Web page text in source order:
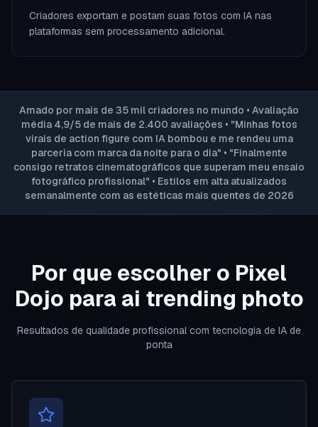
Criadores exportam e postam suas fotos com IA nas
plataformas sem processamento adicional.
Amado por mais de 35 mil criadores no mundo • Avaliação
média 4,9/5 de mais de 2.400 avaliações • "Minhas fotos
virais de action figure com IA bombou e me rendeu uma
parceria com marca da noite para o dia" • "Finalmente
consigo retratos cinematográficos que superam meu ensaio
fotográfico profissional" • Estilos em alta atualizados
semanalmente com as estéticas mais quentes de 2026
Por que escolher o Pixel
Dojo para ai trending photo
Resultados de qualidade profissional com tecnologia de IA de
ponta